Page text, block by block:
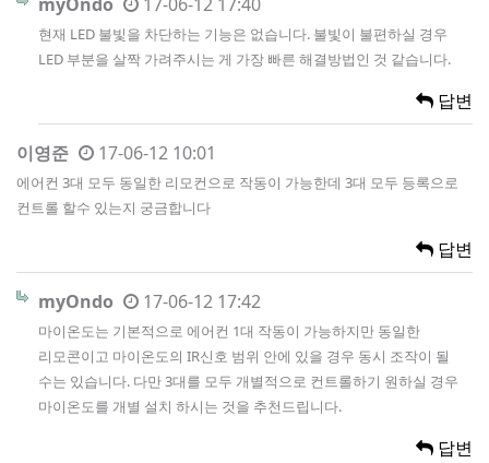
현재 LED 불빛을 차단하는 기능은 없습니다. 불빛이 불편하실 경우
LED 부분을 살짝 가려주시는 게 가장 빠른 해결방법인 것 같습니다.
답변
이영준 17-06-12 10:01
에어컨 3대 모두 동일한 리모컨으로 작동이 가능한데 3대 모두 등록으로
컨트롤 할수 있는지 궁금합니다
답변
myOndo 17-06-12 17:42
마이온도는 기본적으로 에어컨 1대 작동이 가능하지만 동일한
리모콘이고 마이온도의 IR신호 범위 안에 있을 경우 동시 조작이 될
수는 있습니다. 다만 3대를 모두 개별적으로 컨트롤하기 원하실 경우
마이온도를 개별 설치 하시는 것을 추천드립니다.
답변